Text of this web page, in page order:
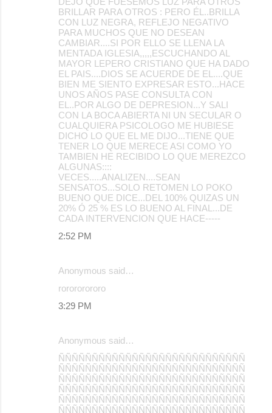
BRILLAR PARA OTROS : PERO ÉL..BRILLA
CON LUZ NEGRA, REFLEJO NEGATIVO
PARA MUCHOS QUE NO DESEAN
CAMBIAR....SI POR ELLO SE LLENA LA
MENTADA IGLESIA,,,,,ESCUCHANDO AL
MAYOR LEPERO CRISTIANO QUE HA DADO
EL PAIS....DIOS SE ACUERDE DE EL....QUE
BIEN ME SIENTO EXPRESAR ESTO...HACE
UNOS AÑOS PASE CONSULTA CON
EL..POR ALGO DE DEPRESION...Y SALI
CON LA BOCA ABIERTA NI UN SECULAR O
CUALQUIERA PSICOLOGO ME HUBIESE
DICHO LO QUE EL ME DIJO...TIENE QUE
TENER LO QUE MERECE ASI COMO YO
TAMBIEN HE RECIBIDO LO QUE MEREZCO
ALGUNAS::::
VECES.....ANALIZEN....SEAN
SENSATOS...SOLO RETOMEN LO POKO
BUENO QUE DICE...DEL 100% QUIZAS UN
20% Ó 25 % ES LO BUENO AL FINAL...DE
CADA INTERVENCION QUE HACE-----
2:52 PM
Anonymous said…
rorororororo
3:29 PM
Anonymous said…
ÑÑÑÑÑÑÑÑÑÑÑÑÑÑÑÑÑÑÑÑÑÑÑÑÑÑÑÑ
ÑÑÑÑÑÑÑÑÑÑÑÑÑÑÑÑÑÑÑÑÑÑÑÑÑÑÑÑ
ÑÑÑÑÑÑÑÑÑÑÑÑÑÑÑÑÑÑÑÑÑÑÑÑÑÑÑÑ
ÑÑÑÑÑÑÑÑÑÑÑÑÑÑÑÑÑÑÑÑÑÑÑÑÑÑÑÑ
ÑÑÑÑÑÑÑÑÑÑÑÑÑÑÑÑÑÑÑÑÑÑÑÑÑÑÑÑ
ÑÑÑÑÑÑÑÑÑÑÑÑÑÑÑÑÑÑÑÑÑÑÑÑÑÑÑÑ